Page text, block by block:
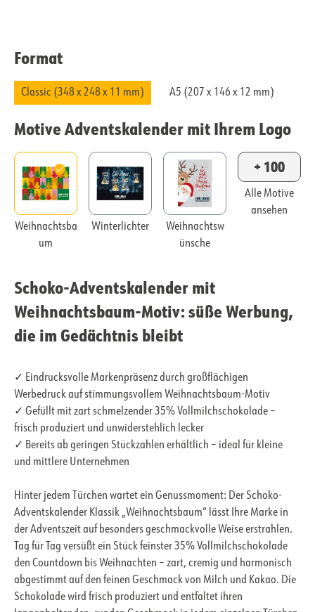
Format
Classic (348 x 248 x 11 mm) A5 (207 x 146 x 12 mm)
Motive Adventskalender mit Ihrem Logo
Weihnachtsba
um
Winterlichter
Weihnachtsw
ünsche
+ 100
Alle Motive
ansehen
Schoko-Adventskalender mit
Weihnachtsbaum-Motiv: süße Werbung,
die im Gedächtnis bleibt
✓ Eindrucksvolle Markenpräsenz durch großflächigen
Werbedruck auf stimmungsvollem Weihnachtsbaum-Motiv
✓ Gefüllt mit zart schmelzender 35% Vollmilchschokolade –
frisch produziert und unwiderstehlich lecker
✓ Bereits ab geringen Stückzahlen erhältlich – ideal für kleine
und mittlere Unternehmen
Hinter jedem Türchen wartet ein Genussmoment: Der Schoko-
Adventskalender Klassik „Weihnachtsbaum“ lässt Ihre Marke in
der Adventszeit auf besonders geschmackvolle Weise erstrahlen.
Tag für Tag versüßt ein Stück feinster 35% Vollmilchschokolade
den Countdown bis Weihnachten – zart, cremig und harmonisch
abgestimmt auf den feinen Geschmack von Milch und Kakao. Die
Schokolade wird frisch produziert und entfaltet ihren